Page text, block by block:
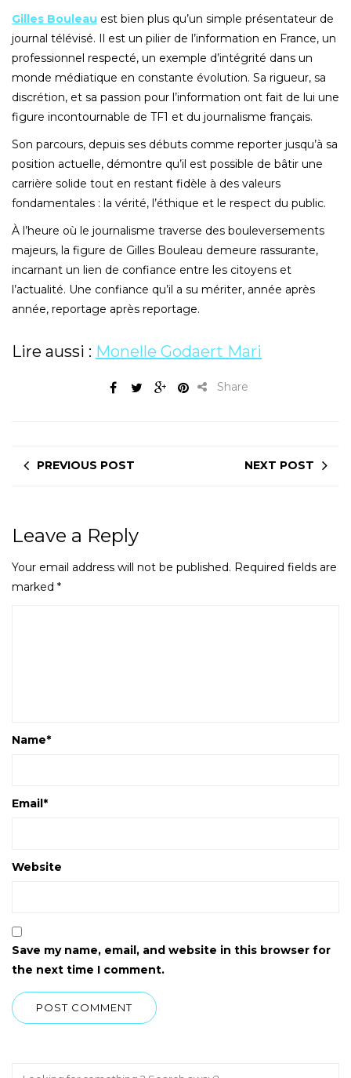
Gilles Bouleau est bien plus qu’un simple présentateur de
journal télévisé. Il est un pilier de l’information en France, un
professionnel respecté, un exemple d’intégrité dans un
monde médiatique en constante évolution. Sa rigueur, sa
discrétion, et sa passion pour l’information ont fait de lui une
figure incontournable de TF1 et du journalisme français.
Son parcours, depuis ses débuts comme reporter jusqu’à sa
position actuelle, démontre qu’il est possible de bâtir une
carrière solide tout en restant fidèle à des valeurs
fondamentales : la vérité, l’éthique et le respect du public.
À l’heure où le journalisme traverse des bouleversements
majeurs, la figure de Gilles Bouleau demeure rassurante,
incarnant un lien de confiance entre les citoyens et
l’actualité. Une confiance qu’il a su mériter, année après
année, reportage après reportage.
Lire aussi : Monelle Godaert Mari
Share
PREVIOUS POST NEXT POST
Leave a Reply
Your email address will not be published. Required fields are
marked *
Name*
Email*
Website
Save my name, email, and website in this browser for
the next time I comment.